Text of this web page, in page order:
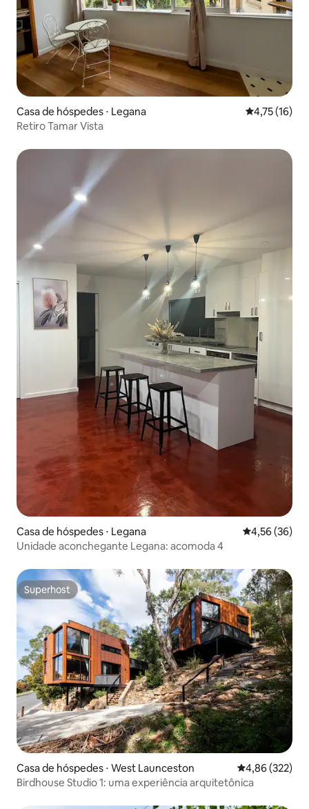
Casa de hóspedes ⋅ Legana 4,75 de uma
4,75 (16)
Retiro Tamar Vista
Casa de hóspedes ⋅ Legana 4,56 de uma
4,56 (36)
Unidade aconchegante Legana: acomoda 4
Superhost
Superhost
Casa de hóspedes ⋅ West Launceston 4,86 de uma
4,86 (322)
Birdhouse Studio 1: uma experiência arquitetônica